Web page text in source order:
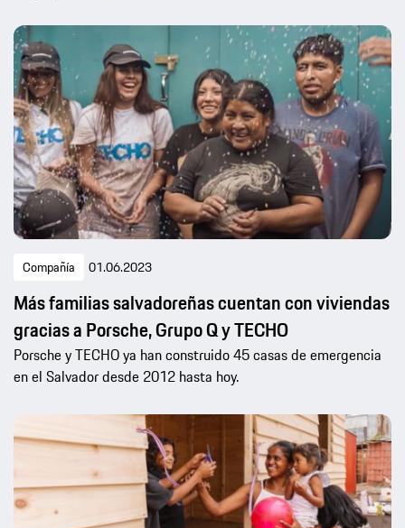
Compañía 01.06.2023
Más familias salvadoreñas cuentan con viviendas
gracias a Porsche, Grupo Q y TECHO
Porsche y TECHO ya han construido 45 casas de emergencia
en el Salvador desde 2012 hasta hoy.